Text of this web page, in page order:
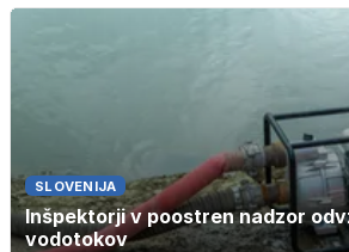
SLOVENIJA
Inšpektorji v poostren nadzor
vodotokov